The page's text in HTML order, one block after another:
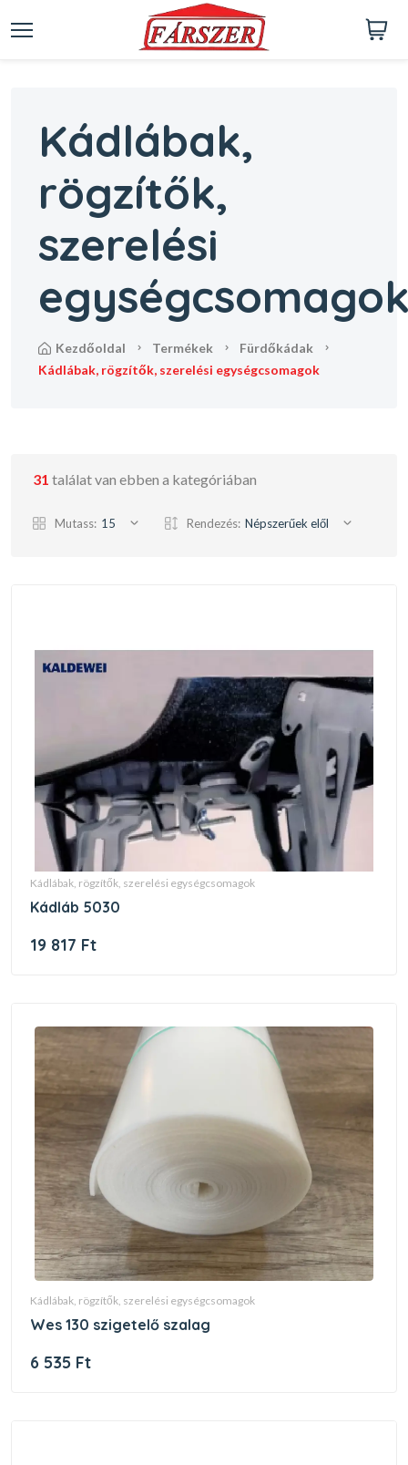
Kádlábak,
rögzítők,
szerelési
kezdőoldal termékek
fürdőkádak
kádlábak, rögzítők, szerelési egységcsomagok
31 találat van ebben a kategóriában
Mutass: 15 Rendezés: Népszerűek elől
kádlábak, rögzítők, szerelési egységcsomagok
kádláb 5030
19 817 Ft
kádlábak, rögzítők, szerelési egységcsomagok
wes 130 szigetelő szalag
6 535 Ft